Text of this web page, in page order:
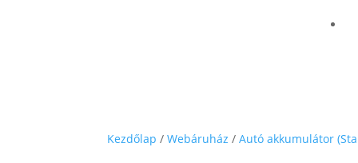
Kezdőlap /Webáruház /Autó akkumulátor